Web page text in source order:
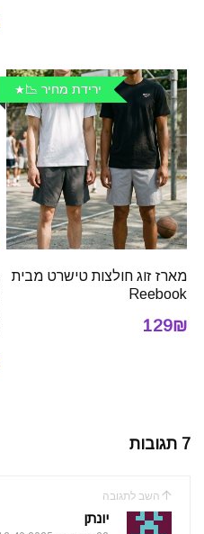
ירידת מחיר 📉
מארז זוג חולצות טישרט מבית
Reebook
129₪
7 תגובות
השב לתגובה
יונתן